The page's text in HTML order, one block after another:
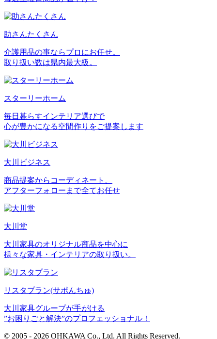
助さんたくさん
介護用品の事ならプロにお任せ。
取り扱い数は県内最大級。
スターリーホーム
毎日暮らすインテリア選びで
心が豊かになる空間作りをご提案します
大川ビジネス
商品提案からコーディネート、
アフターフォローまで全てお任せ
大川堂
大川家具のオリジナル商品を中心に
様々な家具・インテリアの取り扱い。
リスタプラン(サポんちゅ)
大川家具グループが手がける
”お困りごと解決”のプロフェッショナル！
© 2005 - 2026 OHKAWA Co., Ltd. All Rights Reserved.